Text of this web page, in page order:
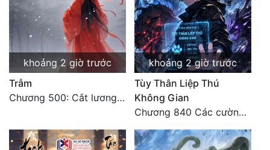
khoảng 2 giờ trước
Trẫm
Chương 500: Cắt lương thực là có thể thu hồi Macao (1)
khoảng 2 giờ trước
Tùy Thân Liệp Thú
Không Gian
Chương 840 Các cường giả Hằng Tinh cấp khác đâu?